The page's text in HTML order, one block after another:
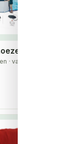
· vanaf €